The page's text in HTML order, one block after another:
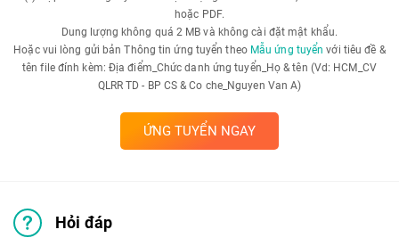
hoặc PDF.
Dung lượng không quá 2 MB và không cài đặt mật khẩu.
Hoặc vui lòng gửi bản Thông tin ứng tuyển theo Mẫu ứng tuyển với tiêu đề &
tên file đính kèm: Địa điểm_Chức danh ứng tuyển_Họ & tên (Vd: HCM_CV
QLRR TD - BP CS & Co che_Nguyen Van A)
ỨNG TUYỂN NGAY
Hỏi đáp